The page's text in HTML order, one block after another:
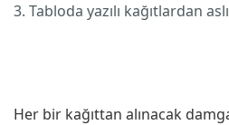
3. Tabloda yazılı kağıtlardan
Her bir kağıttan alınacak